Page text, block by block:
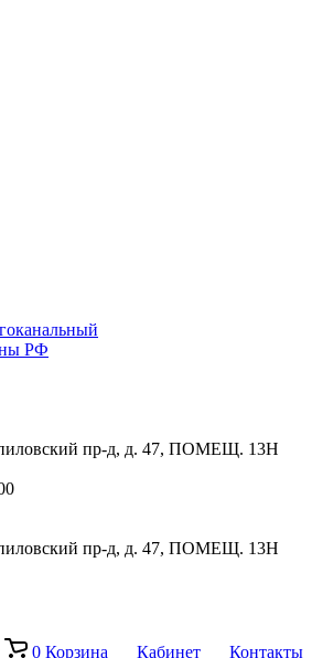
РФ
пр-д, д. 47, ПОМЕЩ. 13Н
пр-д, д. 47, ПОМЕЩ. 13Н
0 Корзина Кабинет Контакты